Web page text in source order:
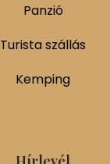
Panzió
Turista szállás
Kemping